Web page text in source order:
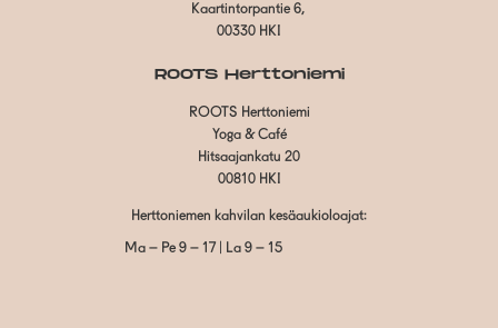
Kaartintorpantie 6,
00330 HKI
ROOTS Herttoniemi
ROOTS Herttoniemi
Yoga & Café
Hitsaajankatu 20
00810 HKI
Herttoniemen kahvilan kesäaukioloajat:
Ma – Pe 9 – 17 | La 9 – 15